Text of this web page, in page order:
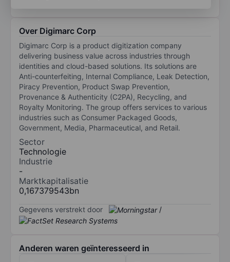
Over Digimarc Corp
Digimarc Corp is a product digitization company
delivering business value across industries through
identities and cloud-based solutions. Its solutions are
Anti-counterfeiting, Internal Compliance, Leak Detection,
Piracy Prevention, Product Swap Prevention,
Provenance & Authenticity (C2PA), Recycling, and
Royalty Monitoring. The group offers services to various
industries such as Consumer Packaged Goods,
Government, Media, Pharmaceutical, and Retail.
Sector
Technologie
Industrie
-
Marktkapitalisatie
0,167379543bn
Gegevens verstrekt door /
Anderen waren geïnteresseerd in